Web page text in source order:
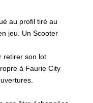
au profil tiré au
jeu. Un Scooter
retirer son lot
à Faurie City